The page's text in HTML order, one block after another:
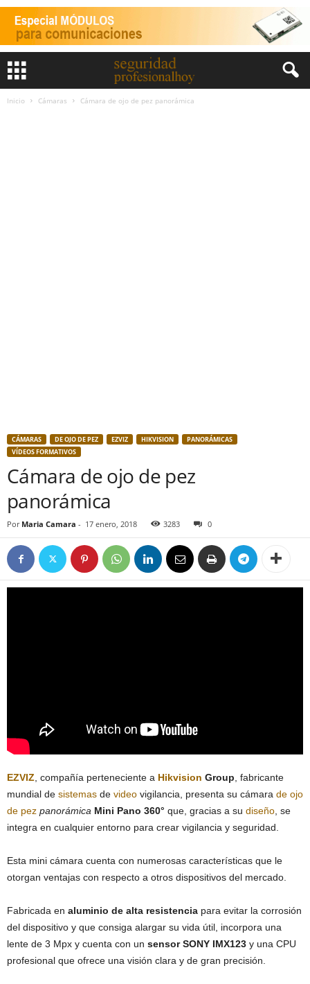
Inicio Cámaras Cámara de ojo de pez panorámica
CÁMARAS DE OJO DE PEZ EZVIZ HIKVISION
PANORÁMICAS
VÍDEOS FORMATIVOS
Cámara de ojo de pez
panorámica
Por Maria Camara - 17 enero, 2018 3283 0
EZVIZ , compañía perteneciente a Hikvision Group , fabricante
mundial de sistemas de video vigilancia, presenta su cámara de ojo
de pez panorámica Mini Pano 360° que, gracias a su diseño , se
integra en cualquier entorno para crear vigilancia y seguridad.
Esta mini cámara cuenta con numerosas características que le
otorgan ventajas con respecto a otros dispositivos del mercado.
Fabricada en aluminio de alta resistencia para evitar la corrosión
del dispositivo y que consiga alargar su vida útil, incorpora una
lente de 3 Mpx y cuenta con un sensor SONY IMX123 y una CPU
profesional que ofrece una visión clara y de gran precisión.